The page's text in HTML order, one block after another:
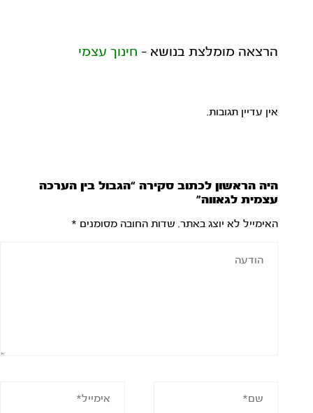
הרצאה מומלצת בנושא - חינוך עצמי
אין עדיין תגובות.
היה הראשון לכתוב סקירה “הגבול בין הערכה
עצמית לגאווה”
האימייל לא יוצג באתר. שדות החובה מסומנים *